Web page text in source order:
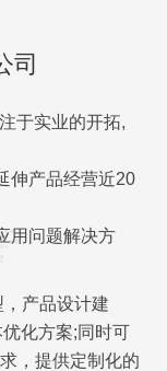
司
于实业的开拓,
伸产品经营近20
用问题解决方
产品设计建
化方案;同时可
，提供定制化的